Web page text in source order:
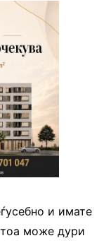
и имате
може дури